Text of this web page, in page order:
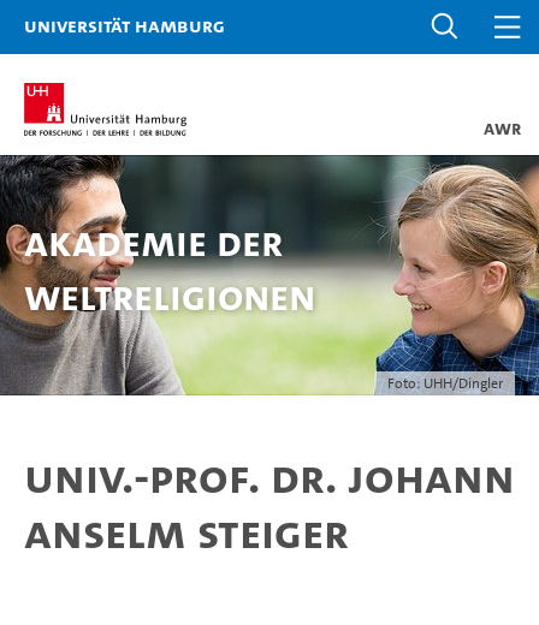
Universität Hamburg
AWR
Foto: UHH/Dingler
Akademie der
Weltreligionen
Univ.-Prof. Dr. Johann
Anselm Steiger